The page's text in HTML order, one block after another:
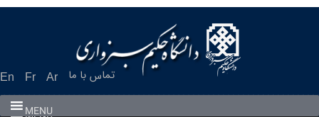
En Fr Ar تماس با ما
MENU